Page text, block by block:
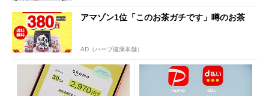
アマゾン1位「このお茶ガチです」噂のお茶
AD（ハーブ健康本舗）